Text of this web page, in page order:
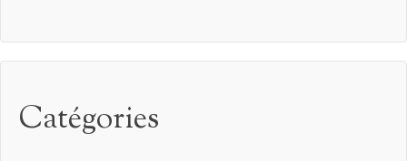
Catégories